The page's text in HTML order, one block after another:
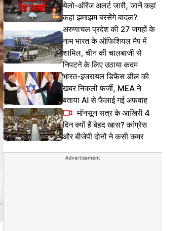
येलो-ऑरेंज अलर्ट जारी, जानें कहां
कहां झमाझम बरसेंगे बादल?
अरुणाचल प्रदेश की 27 जगहों के
नाम भारत के ऑफिशियल मैप में
शामिल, चीन की चालबाजी से
निपटने के लिए उठाया कदम
भारत-इजरायल डिफेंस डील की
खबर निकली फर्जी, MEA ने
बताया AI से फैलाई गई अफवाह
मॉनसून सत्र के आखिरी 4
दिन क्यों हैं बेहद खास? कांग्रेस
और बीजेपी दोनों ने कसी कमर
Advertisement